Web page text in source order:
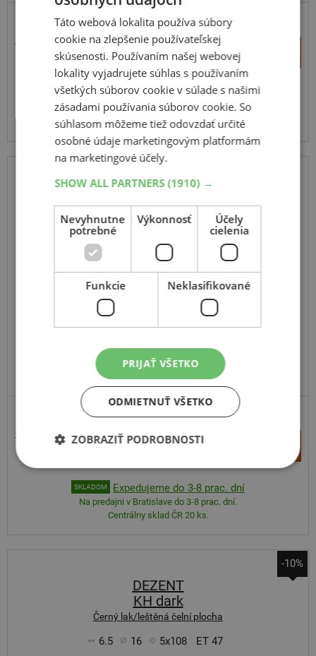
PRÉMIOVÁ KVALITA
179,00 €
162,10 €
+
–
SKLADOM Expedujeme do 2 prac. dní
Na predajni v Bratislave do 2 dní.
Centrálny sklad 20 ks.
ALUTEC
Singa
černo stříbrná
6.5 5x108 ET 50
PRÉMIOVÁ KVALITA
163,76 €
155,10 €
SKLADOM Expedujeme do 3-8 prac. dní
Na predajni v Bratislave do 3-8 prac. dní.
Centrálny sklad ČR 20 ks.
-10%
DEZENT
KH dark
Černý lak/leštěná čelní plocha
6.5 16 5x108 ET 47
Táto webová lokalita používa súbory
cookie na zlepšenie používateľskej
skúsenosti. Používaním našej webovej
lokality vyjadrujete súhlas s používaním
všetkých súborov cookie v súlade s našimi
zásadami používania súborov cookie. So
súhlasom môžeme tiež odovzdať určité
osobné údaje marketingovým platformám
na marketingové účely.
SHOW ALL PARTNERS(1910) →
Nevyhnutne
potrebné
Výkonnosť
Účely
cielenia
Funkcie Neklasifikované
PRIJAŤ VŠETKO
ODMIETNUŤ VŠETKO
ZOBRAZIŤ PODROBNOSTI